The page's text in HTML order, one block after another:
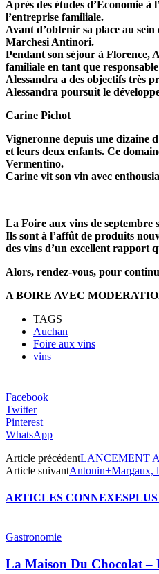
Après des études d’Economie
l’entreprise familiale.
Avant d’obtenir sa place au
Marchesi Antinori.
Pendant son séjour à Florence,
familiale en tant que
Alessandra a des objectifs très
Alessandra poursuit le
Carine Pichot
Vigneronne depuis une dizaine
et leurs deux enfants. Ce
Vermentino.
Carine vit son vin avec
La Foire aux vins de septembre
Ils sont à l’affût de produits
des vins d’un excellent rapport
Alors, rendez-vous, pour
A BOIRE AVEC
TAGS
Auchan
Foire aux vins
vins
Facebook
Twitter
Pinterest
WhatsApp
Article précédentLANCEMENT
Article suivantAntonin+Margaux,
ARTICLES CONNEXES
Gastronomie
La Maison Du Chocolat –